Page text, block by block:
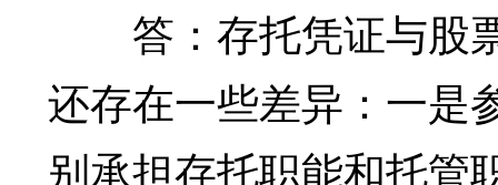
答：存托凭证与股
还存在一些差异：一是
别承担存托职能和托管